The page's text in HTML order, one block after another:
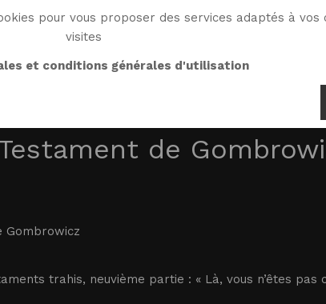
pour vous proposer des services adaptés à
visites
et conditions générales d'utilisation
de
Gombrowicz
trahis, neuvième partie : « Là, vous n’êtes pas